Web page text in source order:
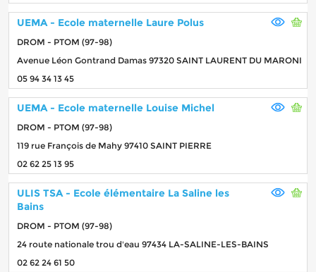
UEMA - Ecole maternelle Laure Polus
DROM - PTOM (97-98)
Avenue Léon Gontrand Damas 97320 SAINT LAURENT DU MARONI
05 94 34 13 45
UEMA - Ecole maternelle Louise Michel
DROM - PTOM (97-98)
119 rue François de Mahy 97410 SAINT PIERRE
02 62 25 13 95
ULIS TSA - Ecole élémentaire La Saline les
Bains
DROM - PTOM (97-98)
24 route nationale trou d'eau 97434 LA-SALINE-LES-BAINS
02 62 24 61 50